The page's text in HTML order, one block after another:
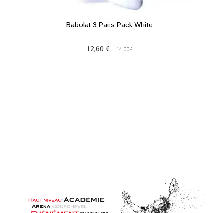
Babolat 3 Pairs Pack White
12,60 € 14,00 €